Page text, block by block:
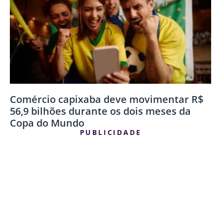
Comércio capixaba deve movimentar R$
56,9 bilhões durante os dois meses da
Copa do Mundo
PUBLICIDADE